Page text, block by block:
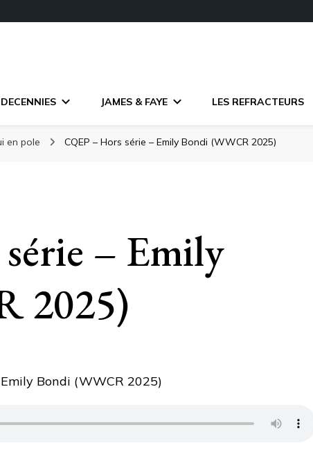
DECENNIES JAMES & FAYE LES REFRACTEURS
en pole CQEP – Hors série – Emily Bondi (WWCR 2025)
– Emily
2025)